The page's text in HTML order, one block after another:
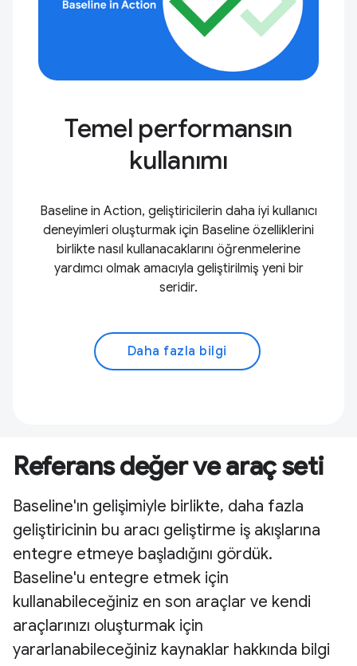
Temel performansın
kullanımı
Baseline in Action, geliştiricilerin daha iyi kullanıcı
deneyimleri oluşturmak için Baseline özelliklerini
birlikte nasıl kullanacaklarını öğrenmelerine
yardımcı olmak amacıyla geliştirilmiş yeni bir
seridir.
Daha fazla bilgi
Referans değer ve araç seti
Baseline'ın gelişimiyle birlikte, daha fazla
geliştiricinin bu aracı geliştirme iş akışlarına
entegre etmeye başladığını gördük.
Baseline'u entegre etmek için
kullanabileceğiniz en son araçlar ve kendi
araçlarınızı oluşturmak için
yararlanabileceğiniz kaynaklar hakkında bilgi